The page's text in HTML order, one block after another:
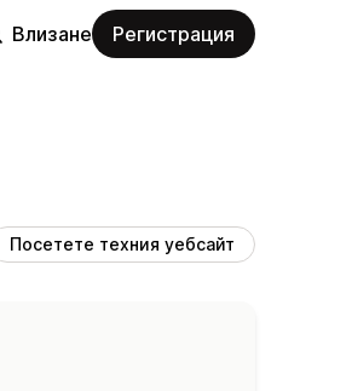
Влизане Регистрация
Посетете техния уебсайт